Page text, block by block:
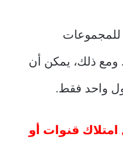
للمجموعات
والمجتمعات في WhatsApp. ومع ذلك، يمكن أن
قنوات أو